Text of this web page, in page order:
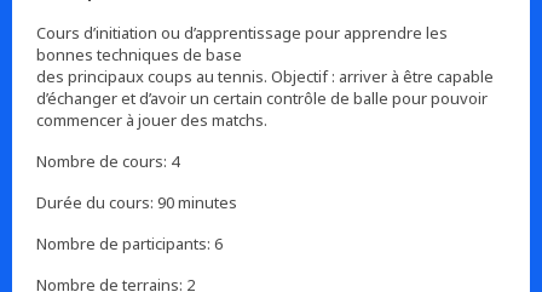
Cours d’initiation ou d’apprentissage pour apprendre les
bonnes techniques de base
des principaux coups au tennis. Objectif : arriver à être capable
d’échanger et d’avoir un certain contrôle de balle pour pouvoir
commencer à jouer des matchs.
Nombre de cours: 4
Durée du cours: 90 minutes
Nombre de participants: 6
Nombre de terrains: 2